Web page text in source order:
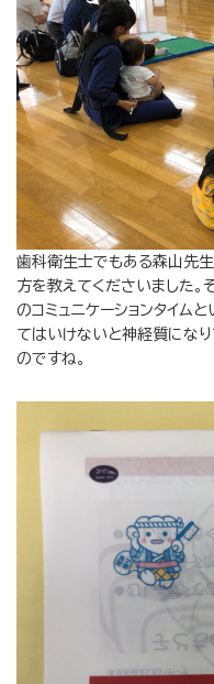
歯科衛生士でもある森山先
方を教えてくださいました。
のコミュニケーションタイム
てはいけないと神経質にな
のですね。